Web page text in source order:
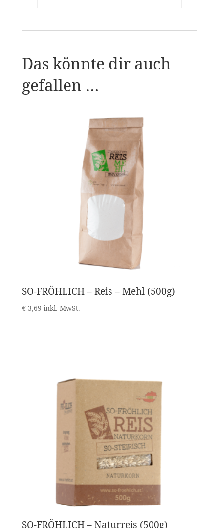
Das könnte dir auch
gefallen …
SO-FRÖHLICH – Reis – Mehl (500g)
€3,69 inkl. MwSt.
SO-FRÖHLICH – Naturreis (500g)